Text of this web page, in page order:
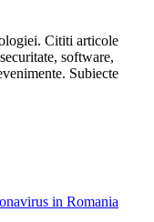
Cititi articole
software,
Subiecte
in Romania